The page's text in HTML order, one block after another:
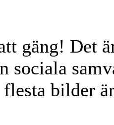
gäng! Det
sociala
bilder